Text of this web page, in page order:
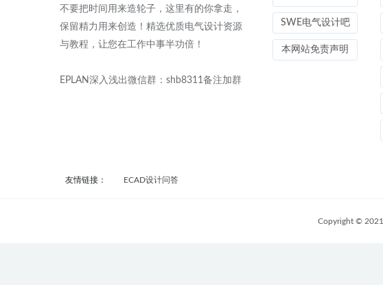
不要把时间用来造轮子，这里有的你拿走，
保留精力用来创造！精选优质电气设计资源
与教程，让您在工作中事半功倍！
EPLAN深入浅出微信群：shb8311备注加群
SWE电气设计吧
本网站免责声明
友情链接： ECAD设计问答
Copyright © 2021